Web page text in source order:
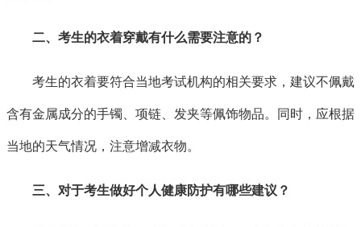
二、考生的衣着穿戴有什么需要注意的？
考生的衣着要符合当地考试机构的相关要求，建议不佩戴
含有金属成分的手镯、项链、发夹等佩饰物品。同时，应根据
当地的天气情况，注意增减衣物。
三、对于考生做好个人健康防护有哪些建议？